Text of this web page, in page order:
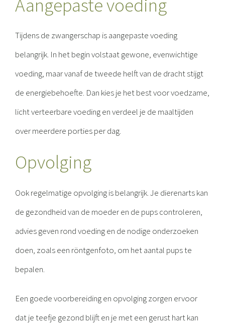
Tijdens de zwangerschap is aangepaste voeding
belangrijk. In het begin volstaat gewone, evenwichtige
voeding, maar vanaf de tweede helft van de dracht stijgt
de energiebehoefte. Dan kies je het best voor voedzame,
licht verteerbare voeding en verdeel je de maaltijden
over meerdere porties per dag.
Opvolging
Ook regelmatige opvolging is belangrijk. Je dierenarts kan
de gezondheid van de moeder en de pups controleren,
advies geven rond voeding en de nodige onderzoeken
doen, zoals een röntgenfoto, om het aantal pups te
bepalen.
Een goede voorbereiding en opvolging zorgen ervoor
dat je teefje gezond blijft en je met een gerust hart kan